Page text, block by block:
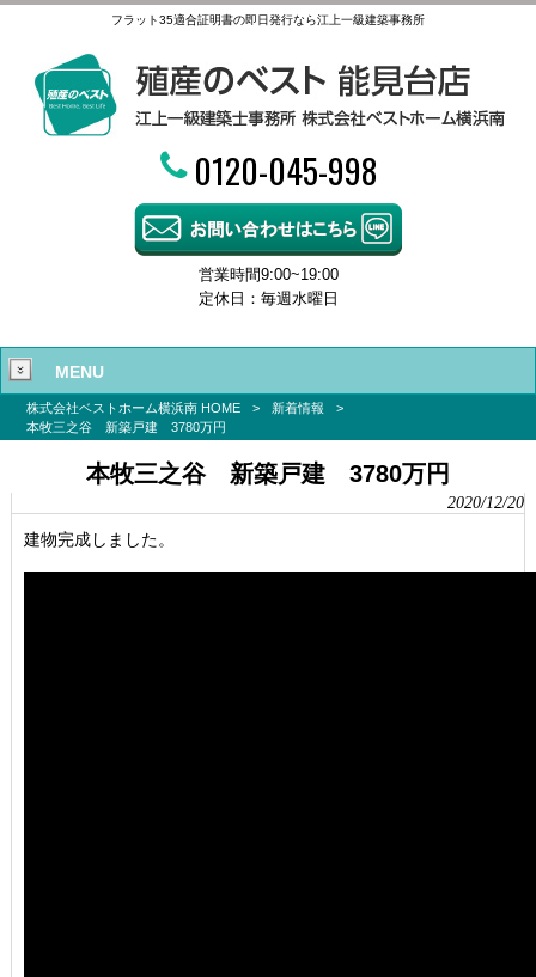
フラット35適合証明書の即日発行なら江上一級建築事務所
0120-045-998
営業時間9:00~19:00
定休日：毎週水曜日
MENU
株式会社ベストホーム横浜南 HOME > 新着情報
>
本牧三之谷 新築戸建 3780万円
本牧三之谷 新築戸建 3780万円
2020/12/20
建物完成しました。